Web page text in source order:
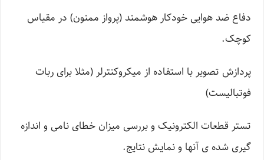
دفاع ضد هوایی خودکار هوشمند (پرواز ممنون) در مقیاس
کوچک.
پردازش تصویر با استفاده از میکروکنترلر (مثلا برای ربات
فوتبالیست)
تستر قطعات الکترونیک و بررسی میزان خطای نامی و اندازه
گیری شده ی آنها و نمایش نتایج.